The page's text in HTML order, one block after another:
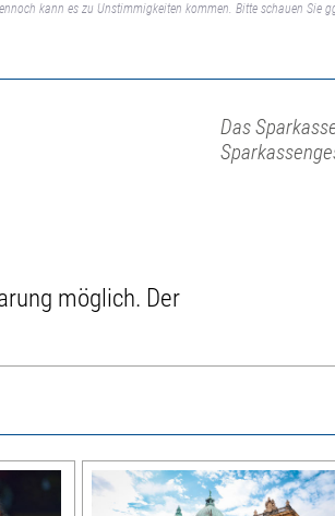
kann es zu Unstimmigkeiten kommen. Bitte schauen Sie
möglich. Der
Das